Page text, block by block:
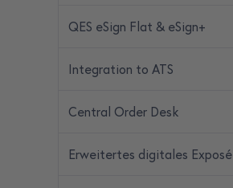
QES eSign Flat & eSign+
Integration to ATS
Central Order Desk
Erweitertes digitales Exposé